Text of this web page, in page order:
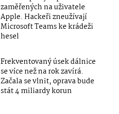
zaměřených na uživatele
Apple. Hackeři zneužívají
Microsoft Teams ke krádeži
hesel
Frekventovaný úsek dálnice
se více než na rok zavírá.
Začala se vlnit, oprava bude
stát 4 miliardy korun